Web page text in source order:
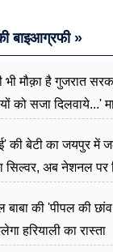
बाइआग्रफी »
भी मौक़ा है गुजरात
को सजा दिलवाये...'
की बेटी का जयपुर में
सिल्वर, अब नेशनल पर
बाबा की 'पीपल की
हरियाली का रास्ता